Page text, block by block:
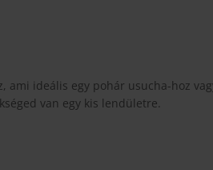
változatok
ideális egy pohár usucha-hoz
van egy kis lendületre.